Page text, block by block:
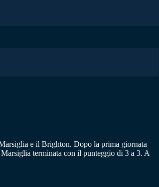
e il Brighton. Dopo la prima giornata
terminata con il punteggio di 3 a 3. A